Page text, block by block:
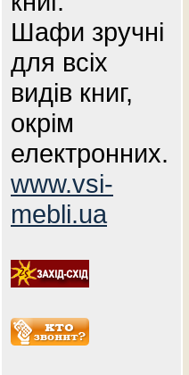
Шафи зручні
для всіх
видів книг,
окрім
електронних.
www.vsi-
mebli.ua